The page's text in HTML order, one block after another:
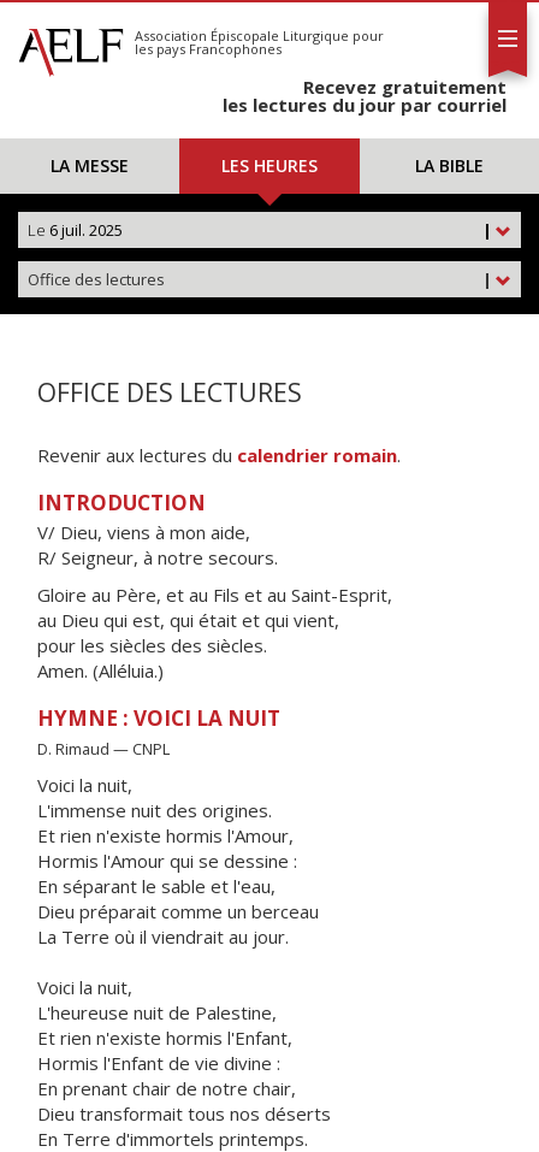
S'abonner
Calendrier
Association Épiscopale Liturgique pour
les pays Francophones
Recevez gratuitement
les lectures du jour par courriel
LA MESSE LES HEURES LA BIBLE
|
Le 6 juil. 2025
|
Office des lectures
OFFICE DES LECTURES
Revenir aux lectures du calendrier romain.
INTRODUCTION
V/ Dieu, viens à mon aide,
R/ Seigneur, à notre secours.
Gloire au Père, et au Fils et au Saint-Esprit,
au Dieu qui est, qui était et qui vient,
pour les siècles des siècles.
Amen. (Alléluia.)
HYMNE : VOICI LA NUIT
D. Rimaud — CNPL
Voici la nuit,
L'immense nuit des origines.
Et rien n'existe hormis l'Amour,
Hormis l'Amour qui se dessine :
En séparant le sable et l'eau,
Dieu préparait comme un berceau
La Terre où il viendrait au jour.
Voici la nuit,
L'heureuse nuit de Palestine,
Et rien n'existe hormis l'Enfant,
Hormis l'Enfant de vie divine :
En prenant chair de notre chair,
Dieu transformait tous nos déserts
En Terre d'immortels printemps.